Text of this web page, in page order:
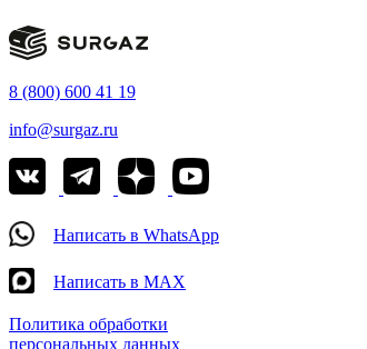
8 (800) 600 41 19
info@surgaz.ru
Написать в WhatsApp
Написать в MAX
Политика обработки
персональных данных